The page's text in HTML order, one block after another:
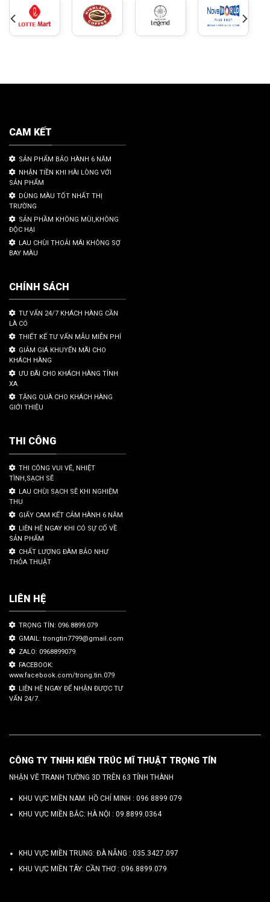
CAM KẾT
SẢN PHẨM BẢO HÀNH 6 NĂM
NHẬN TIỀN KHI HÀI LÒNG VỚI
SẢN PHẨM
DÙNG MÀU TỐT NHẤT THỊ
TRƯỜNG
SẢN PHẦM KHÔNG MÙI,KHÔNG
ĐỘC HẠI
LAU CHÙI THOẢI MÁI KHÔNG SỢ
BAY MÀU
CHÍNH SÁCH
TƯ VẤN 24/7 KHÁCH HÀNG CẦN
LÀ CÓ
THIẾT KẾ TƯ VẤN MẪU MIỄN PHÍ
GIẢM GIÁ KHUYẾN MÃI CHO
KHÁCH HÀNG
ƯU ĐÃI CHO KHÁCH HÀNG TỈNH
XA
TẶNG QUÀ CHO KHÁCH HÀNG
GIỚI THIỆU
THI CÔNG
THI CÔNG VUI VẼ, NHIỆT
TÌNH,SẠCH SẼ
LAU CHÙI SẠCH SẼ KHI NGHIỆM
THU
GIẤY CAM KẾT CẢM HÀNH 6 NĂM
LIÊN HỆ NGAY KHI CÓ SỰ CỐ VỀ
SẢN PHẨM
CHẤT LƯỢNG ĐÀM BẢO NHƯ
THỎA THUẬT
LIÊN HỆ
TRỌNG TÍN: 096.8899.079
GMAIL: trongtin7799@gmail.com
ZALO: 0968899079
FACEBOOK:
www.facebook.com/trong.tin.079
LIÊN HỆ NGAY ĐỂ NHẬN ĐƯỢC TƯ
VẤN 24/7.
CÔNG TY TNHH KIẾN TRÚC MĨ THUẬT TRỌNG TÍN
NHẬN VẼ TRANH TƯỜNG 3D TRÊN 63 TỈNH THÀNH
KHU VỰC MIỀN NAM: HỒ CHÍ MINH : 096 8899 079
KHU VỰC MIỀN BẮC: HÀ NỘI : 09.8899.0364
KHU VỰC MIỀN TRUNG: ĐÀ NẴNG : 035.3427.097
KHU VỰC MIỀN TÂY: CẦN THƠ : 096.8899.079